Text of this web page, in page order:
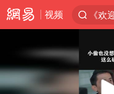
视频
《欢
光影